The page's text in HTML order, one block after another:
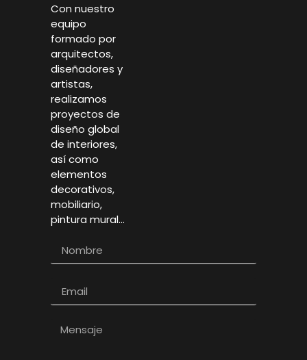
Con nuestro
equipo
formado por
arquitectos,
diseñadores y
artistas,
realizamos
proyectos de
diseño global
de interiores,
así como
elementos
decorativos,
mobiliario,
pintura mural…